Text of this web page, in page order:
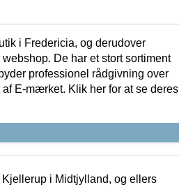
i Fredericia, og derudover
De har et stort sortiment
professionel rådgivning over
E-mærket. Klik her for at se deres
i Midtjylland, og ellers